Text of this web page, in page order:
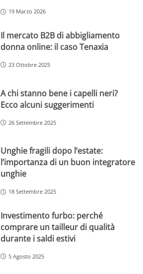
19 Marzo 2026
Il mercato B2B di abbigliamento
donna online: il caso Tenaxia
23 Ottobre 2025
A chi stanno bene i capelli neri?
Ecco alcuni suggerimenti
26 Settembre 2025
Unghie fragili dopo l’estate:
l’importanza di un buon integratore
unghie
18 Settembre 2025
Investimento furbo: perché
comprare un tailleur di qualità
durante i saldi estivi
5 Agosto 2025